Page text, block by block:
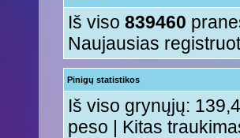
Iš viso 839460
Naujausias
Pinigų statistikos
Iš viso grynųjų:
peso | Kitas